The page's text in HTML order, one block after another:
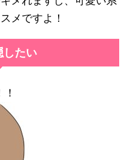
メですよ！
したい